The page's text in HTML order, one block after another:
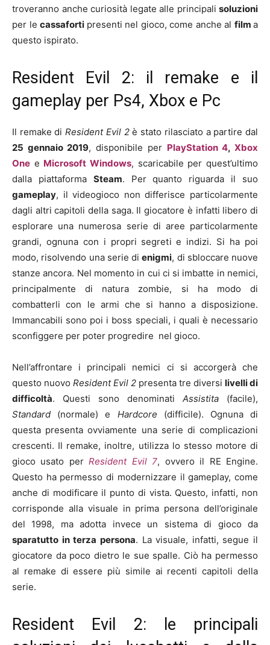
troveranno anche curiosità legate alle principali soluzioni
per le cassaforti presenti nel gioco, come anche al film a
questo ispirato.
Resident Evil 2: il remake e il
gameplay per Ps4, Xbox e Pc
Il remake diResident Evil 2è stato rilasciato a partire dal
25 gennaio 2019, disponibile per PlayStation 4,Xbox
One e Microsoft Windows, scaricabile per quest’ultimo
dalla piattaforma Steam. Per quanto riguarda il suo
gameplay, il videogioco non differisce particolarmente
dagli altri capitoli della saga. Il giocatore è infatti libero di
esplorare una numerosa serie di aree particolarmente
grandi, ognuna con i propri segreti e indizi. Si ha poi
modo, risolvendo una serie dienigmi, di sbloccare nuove
stanze ancora. Nel momento in cui ci si imbatte in nemici,
principalmente di natura zombie, si ha modo di
combatterli con le armi che si hanno a disposizione.
Immancabili sono poi i boss speciali, i quali è necessario
sconfiggere per poter progredire nel gioco.
Nell’affrontare i principali nemici ci si accorgerà che
questo nuovo Resident Evil 2 presenta tre diversi livelli di
difficoltà. Questi sono denominati Assistita (facile),
Standard (normale) e Hardcore (difficile). Ognuna di
questa presenta ovviamente una serie di complicazioni
crescenti. Il remake, inoltre, utilizza lo stesso motore di
gioco usato perResident Evil 7, ovvero il RE Engine.
Questo ha permesso di modernizzare il gameplay, come
anche di modificare il punto di vista. Questo, infatti, non
corrisponde alla visuale in prima persona dell’originale
del 1998, ma adotta invece un sistema di gioco da
sparatutto in terza persona. La visuale, infatti, segue il
giocatore da poco dietro le sue spalle. Ciò ha permesso
al remake di essere più simile ai recenti capitoli della
serie.
Resident Evil 2: le principali